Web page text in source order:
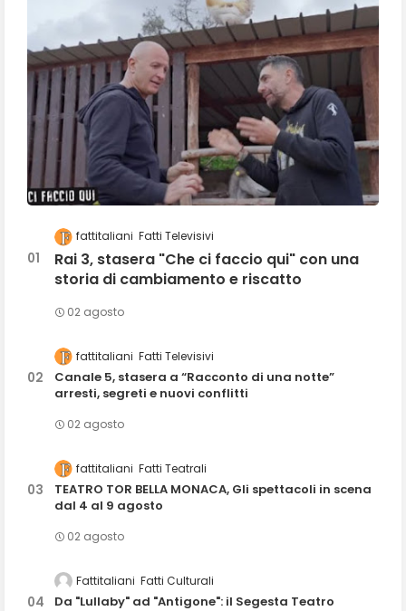
fattitaliani Fatti Televisivi
Rai 3, stasera "Che ci faccio qui" con una
storia di cambiamento e riscatto
02 agosto
fattitaliani Fatti Televisivi
Canale 5, stasera a “Racconto di una notte”
arresti, segreti e nuovi conflitti
02 agosto
fattitaliani Fatti Teatrali
TEATRO TOR BELLA MONACA, Gli spettacoli in scena
dal 4 al 9 agosto
02 agosto
Fattitaliani Fatti Culturali
Da "Lullaby" ad "Antigone": il Segesta Teatro